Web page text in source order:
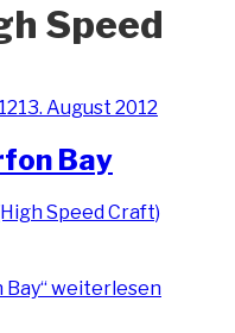
Speed
13. August 2012
Bay
weiterlesen